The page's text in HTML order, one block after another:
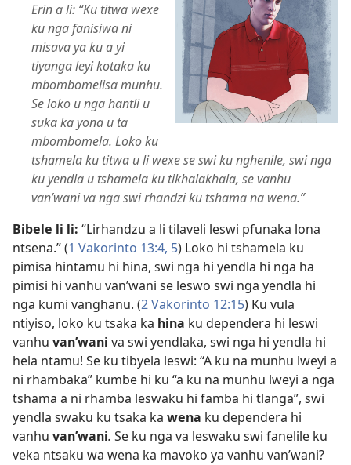
Erin a li: “Ku titwa wexe
ku nga fanisiwa ni
misava ya ku a yi
tiyanga leyi kotaka ku
mbombomelisa munhu.
Se loko u nga hantli u
suka ka yona u ta
mbombomela. Loko ku
tshamela ku titwa u li wexe se swi ku nghenile, swi nga
ku yendla u tshamela ku tikhalakhala, se vanhu
van’wani va nga swi rhandzi ku tshama na wena.”
Bibele li li: “Lirhandzu a li tilaveli leswi pfunaka lona
ntsena.” (1 Vakorinto 13:4, 5) Loko hi tshamela ku
pimisa hintamu hi hina, swi nga hi yendla hi nga ha
pimisi hi vanhu van’wani se leswo swi nga yendla hi
nga kumi vanghanu. (2 Vakorinto 12:15) Ku vula
ntiyiso, loko ku tsaka ka hina ku dependera hi leswi
vanhu van’wani va swi yendlaka, swi nga hi yendla hi
hela ntamu! Se ku tibyela leswi: “A ku na munhu lweyi a
ni rhambaka” kumbe hi ku “a ku na munhu lweyi a nga
tshama a ni rhamba leswaku hi famba hi tlanga”, swi
yendla swaku ku tsaka ka wena ku dependera hi
vanhu van’wani. Se ku nga va leswaku swi fanelile ku
veka ntsaku wa wena ka mavoko ya vanhu van’wani?